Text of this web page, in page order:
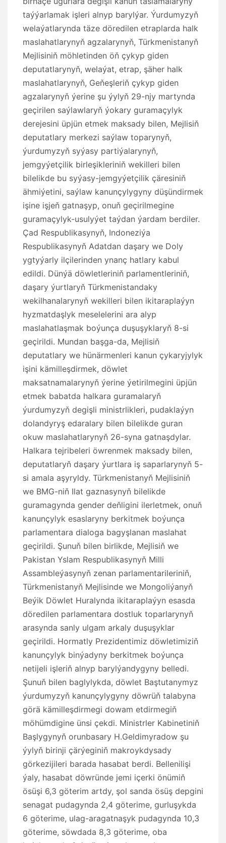
taýýarlamak işleri alnyp barylýar. Ýurdumyzyň
welaýatlarynda täze döredilen etraplarda halk
maslahatlarynyň agzalarynyň, Türkmenistanyň
Mejlisiniň möhletinden öň çykyp giden
deputatlarynyň, welaýat, etrap, şäher halk
maslahatlarynyň, Geňeşleriň çykyp giden
agzalarynyň ýerine şu ýylyň 29-njy martynda
geçirilen saýlawlaryň ýokary guramaçylyk
derejesini üpjün etmek maksady bilen, Mejlisiň
deputatlary merkezi saýlaw toparynyň,
ýurdumyzyň syýasy partiýalarynyň,
jemgyýetçilik birleşikleriniň wekilleri bilen
bilelikde bu syýasy-jemgyýetçilik çäresiniň
ähmiýetini, saýlaw kanunçylygyny düşündirmek
işine işjeň gatnaşyp, onuň geçirilmegine
guramaçylyk-usulyýet taýdan ýardam berdiler.
Çad Respublikasynyň, Indoneziýa
Respublikasynyň Adatdan daşary we Doly
ygtyýarly ilçilerinden ynanç hatlary kabul
edildi. Dünýä döwletleriniň parlamentleriniň,
daşary ýurtlaryň Türkmenistandaky
wekilhanalarynyň wekilleri bilen ikitaraplaýyn
hyzmatdaşlyk meselelerini ara alyp
maslahatlaşmak boýunça duşuşyklaryň 8-si
geçirildi. Mundan başga-da, Mejlisiň
deputatlary we hünärmenleri kanun çykaryjylyk
işini kämilleşdirmek, döwlet
maksatnamalarynyň ýerine ýetirilmegini üpjün
etmek babatda halkara guramalaryň
ýurdumyzyň degişli ministrlikleri, pudaklaýyn
dolandyryş edaralary bilen bilelikde guran
okuw maslahatlarynyň 26-syna gatnaşdylar.
Halkara tejribeleri öwrenmek maksady bilen,
deputatlaryň daşary ýurtlara iş saparlarynyň 5-
si amala aşyryldy. Türkmenistanyň Mejlisiniň
we BMG-niň Ilat gaznasynyň bilelikde
guramagynda gender deňligini ilerletmek, onuň
kanunçylyk esaslaryny berkitmek boýunça
parlamentara dialoga bagyşlanan maslahat
geçirildi. Şunuň bilen birlikde, Mejlisiň we
Pakistan Yslam Respublikasynyň Milli
Assambleýasynyň zenan parlamentarileriniň,
Türkmenistanyň Mejlisinde we Mongoliýanyň
Beýik Döwlet Huralynda ikitaraplaýyn esasda
döredilen parlamentara dostluk toparlarynyň
arasynda sanly ulgam arkaly duşuşyklar
geçirildi. Hormatly Prezidentimiz döwletimiziň
kanunçylyk binýadyny berkitmek boýunça
netijeli işleriň alnyp barylýandygyny belledi.
Şunuň bilen baglylykda, döwlet Baştutanymyz
ýurdumyzyň kanunçylygyny döwrüň talabyna
görä kämilleşdirmegi dowam etdirmegiň
möhümdigine ünsi çekdi. Ministrler Kabinetiniň
Başlygynyň orunbasary H.Geldimyradow şu
ýylyň birinji çärýeginiň makroykdysady
görkezijileri barada hasabat berdi. Bellenilişi
ýaly, hasabat döwründe jemi içerki önümiň
ösüşi 6,3 göterim artdy, şol sanda ösüş depgini
senagat pudagynda 2,4 göterime, gurluşykda
6 göterime, ulag-aragatnaşyk pudagynda 10,3
göterime, söwdada 8,3 göterime, oba